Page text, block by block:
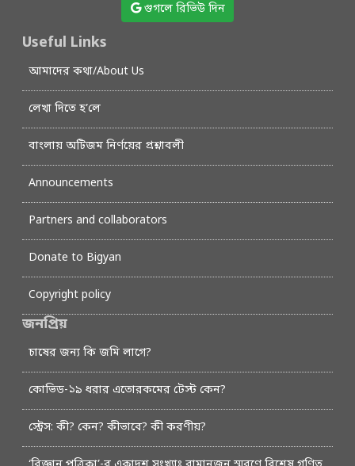
গুগলে রিভিউ দিন
Useful Links
আমাদের কথা/About Us
লেখা দিতে হ’লে
বাংলায় অটিজম নির্ণয়ের প্রশ্নাবলী
Announcements
Partners and collaborators
Donate to Bigyan
Copyright policy
জনপ্রিয়
চাষের জন্য কি জমি লাগে?
কোভিড-১৯ ধরার এতোরকমের টেস্ট কেন?
স্ট্রেস: কী? কেন? কীভাবে? কী করণীয়?